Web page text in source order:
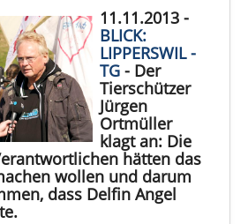
11.11.2013 -
BLICK:
LIPPERSWIL -
TG - Der
Tierschützer
Jürgen
Ortmüller
klagt an: Die
hätten das
wollen und darum
dass Delfin Angel